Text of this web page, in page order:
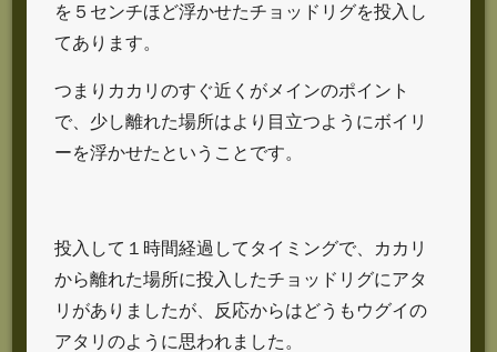
を５センチほど浮かせたチョッドリグを投入し
てあります。
つまりカカリのすぐ近くがメインのポイント
で、少し離れた場所はより目立つようにボイリ
ーを浮かせたということです。
投入して１時間経過してタイミングで、カカリ
から離れた場所に投入したチョッドリグにアタ
リがありましたが、反応からはどうもウグイの
アタリのように思われました。